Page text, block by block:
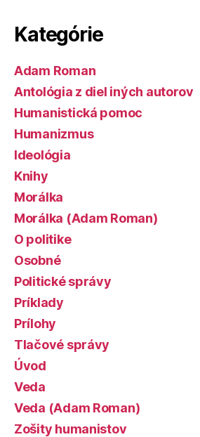
Kategórie
Adam Roman
Antológia z diel iných autorov
Humanistická pomoc
Humanizmus
Ideológia
Knihy
Morálka
Morálka (Adam Roman)
O politike
Osobné
Politické správy
Príklady
Prílohy
Tlačové správy
Úvod
Veda
Veda (Adam Roman)
Zošity humanistov